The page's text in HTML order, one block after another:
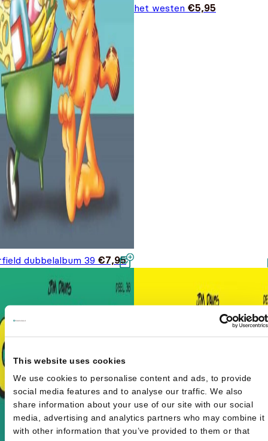
This website uses cookies
We use cookies to personalise content and ads, to provide
social media features and to analyse our traffic. We also
share information about your use of our site with our social
media, advertising and analytics partners who may combine it
with other information that you’ve provided to them or that
dubbelalbum 39 €7,95
het westen €5,95